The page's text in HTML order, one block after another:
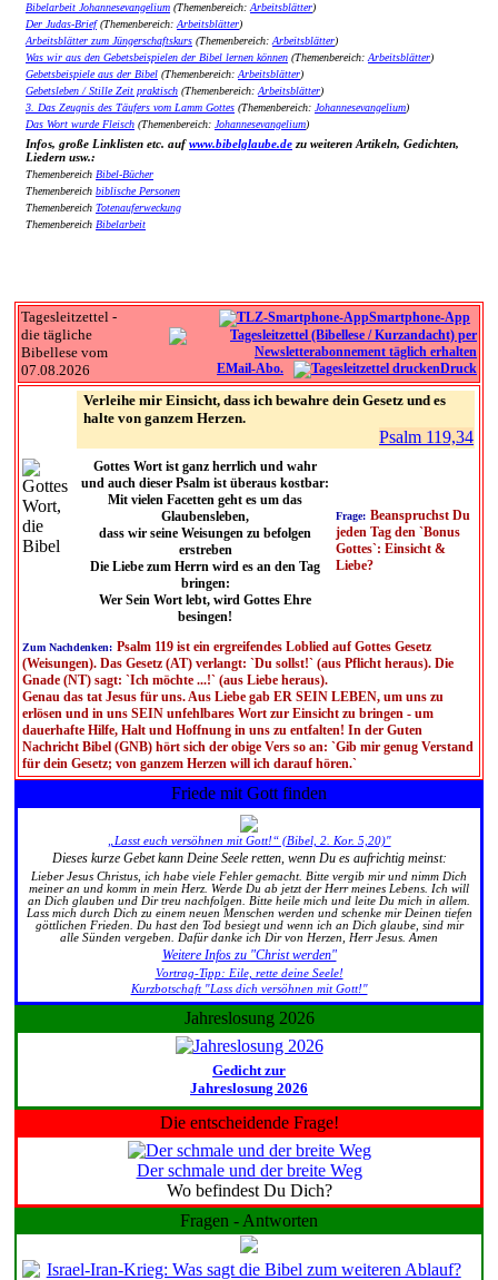
Bibelarbeit Johannesevangelium (Themenbereich: Arbeitsblätter)
Der Judas-Brief(Themenbereich: Arbeitsblätter)
Arbeitsblätter zum Jüngerschaftskurs (Themenbereich: Arbeitsblätter)
Was wir aus den Gebetsbeispielen der Bibel lernen können (Themenbereich: Arbeitsblätter)
Gebetsbeispiele aus der Bibel (Themenbereich: Arbeitsblätter)
Gebetsleben / Stille Zeit praktisch (Themenbereich: Arbeitsblätter)
3. Das Zeugnis des Täufers vom Lamm Gottes (Themenbereich: Johannesevangelium)
Das Wort wurde Fleisch (Themenbereich: Johannesevangelium)
Infos, große Linklisten etc. aufwww.bibelglaube.de zu weiteren Artikeln, Gedichten,
Liedern usw.:
Themenbereich Bibel-Bücher
Themenbereich biblische Personen
Themenbereich Totenauferweckung
Themenbereich Bibelarbeit
Tagesleitzettel -
die tägliche
Bibellese vom
07.08.2026
Smartphone-App
EMail-Abo. Druck
Verleihe mir Einsicht, dass ich bewahre dein Gesetz und es
halte von ganzem Herzen.
Psalm 119,34
Gottes Wort ist ganz herrlich und wahr
und auch dieser Psalm ist überaus kostbar:
Mit vielen Facetten geht es um das
Glaubensleben,
dass wir seine Weisungen zu befolgen
erstreben
Die Liebe zum Herrn wird es an den Tag
bringen:
Wer Sein Wort lebt, wird Gottes Ehre
besingen!
Frage: Beanspruchst Du
jeden Tag den `Bonus
Gottes`: Einsicht &
Liebe?
Zum Nachdenken: Psalm 119 ist ein ergreifendes Loblied auf Gottes Gesetz
(Weisungen). Das Gesetz (AT) verlangt: `Du sollst!` (aus Pflicht heraus). Die
Gnade (NT) sagt: `Ich möchte ...!` (aus Liebe heraus).
Genau das tat Jesus für uns. Aus Liebe gab ER SEIN LEBEN, um uns zu
erlösen und in uns SEIN unfehlbares Wort zur Einsicht zu bringen - um
dauerhafte Hilfe, Halt und Hoffnung in uns zu entfalten! In der Guten
Nachricht Bibel (GNB) hört sich der obige Vers so an: `Gib mir genug Verstand
für dein Gesetz; von ganzem Herzen will ich darauf hören.`
Friede mit Gott finden
„Lasst euch versöhnen mit Gott!“ (Bibel, 2. Kor. 5,20)"
Dieses kurze Gebet kann Deine Seele retten, wenn Du es aufrichtig meinst:
Lieber Jesus Christus, ich habe viele Fehler gemacht. Bitte vergib mir und nimm Dich
meiner an und komm in mein Herz. Werde Du ab jetzt der Herr meines Lebens. Ich will
an Dich glauben und Dir treu nachfolgen. Bitte heile mich und leite Du mich in allem.
Lass mich durch Dich zu einem neuen Menschen werden und schenke mir Deinen tiefen
göttlichen Frieden. Du hast den Tod besiegt und wenn ich an Dich glaube, sind mir
alle Sünden vergeben. Dafür danke ich Dir von Herzen, Herr Jesus. Amen
Weitere Infos zu "Christ werden"
Vortrag-Tipp: Eile, rette deine Seele!
Kurzbotschaft "Lass dich versöhnen mit Gott!"
Jahreslosung 2026
Gedicht zur
Jahreslosung 2026
Die entscheidende Frage!
Der schmale und der breite Weg
Wo befindest Du Dich?
Fragen - Antworten
Israel-Iran-Krieg: Was sagt die Bibel zum weiteren Ablauf?